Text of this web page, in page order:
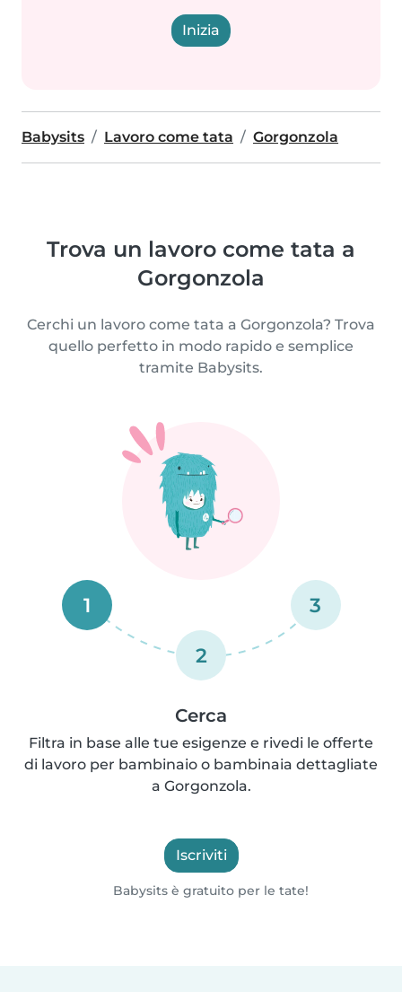
Inizia
Babysits Lavoro come tata Gorgonzola
Trova un lavoro come tata a
Gorgonzola
Cerchi un lavoro come tata a Gorgonzola? Trova
quello perfetto in modo rapido e semplice
tramite Babysits.
1
2
3
Cerca
Filtra in base alle tue esigenze e rivedi le offerte
di lavoro per bambinaio o bambinaia dettagliate
a Gorgonzola.
Iscriviti
Babysits è gratuito per le tate!